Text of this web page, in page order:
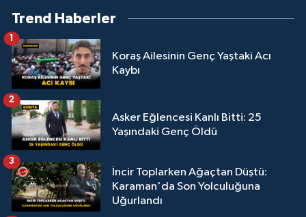
Trend Haberler
Koraş Ailesinin Genç Yaştaki Acı
Kaybı
1
Asker Eğlencesi Kanlı Bitti: 25
Yaşındaki Genç Öldü
2
İncir Toplarken Ağaçtan Düştü:
Karaman'da Son Yolculuğuna
Uğurlandı
3